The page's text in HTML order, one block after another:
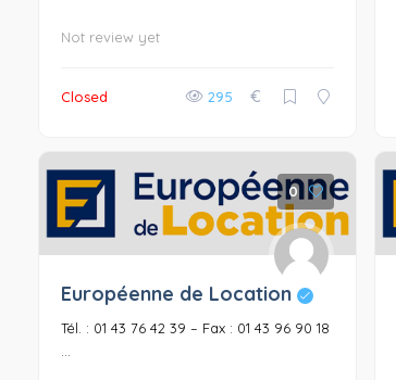
Not review yet
Closed 295 €
0
Européenne de Location
Tél. : 01 43 76 42 39 – Fax : 01 43 96 90 18